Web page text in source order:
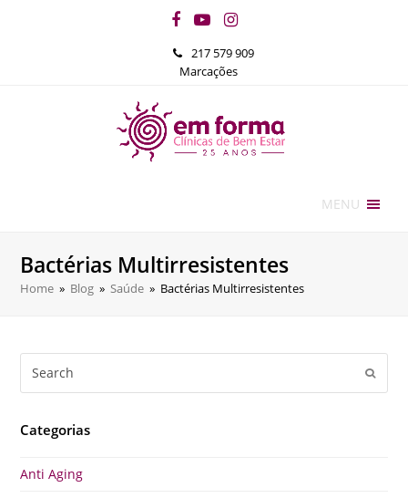
Facebook
YouTubeInstagram
217 579 909
Marcações
MENU
Bactérias Multirresistentes
Home » Blog » Saúde » Bactérias Multirresistentes
Categorias
Anti Aging